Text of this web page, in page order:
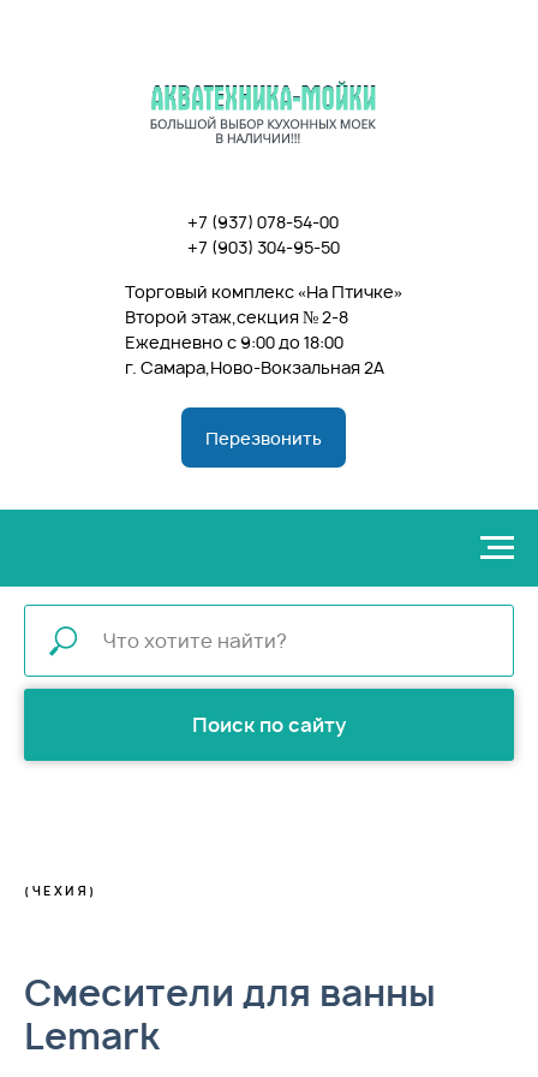
+7 (937) 078-54-00
+7 (903) 304-95-50
Торговый комплекс «На Птичке»
Второй этаж,секция № 2-8
Ежедневно с 9:00 до 18:00
г. Самара,Ново-Вокзальная 2А
Перезвонить
Поиск по сайту
(ЧЕХИЯ)
Смесители для ванны
Lemark